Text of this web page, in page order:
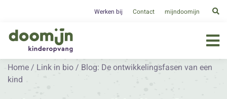
Werken bij Contact mijndoomijn
Home / Link in bio / Blog: De ontwikkelingsfasen van een
kind